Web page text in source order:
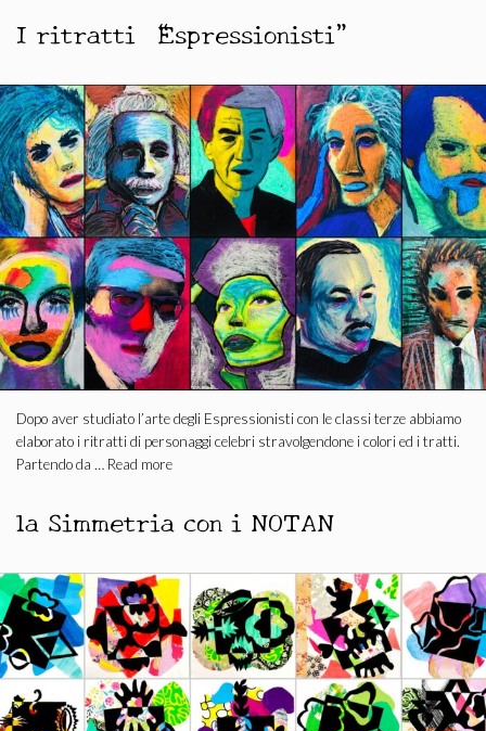
I ritratti “Espressionisti”
Dopo aver studiato l’arte degli Espressionisti con le classi terze abbiamo
elaborato i ritratti di personaggi celebri stravolgendone i colori ed i tratti.
Partendo da … Read more
la Simmetria con i NOTAN